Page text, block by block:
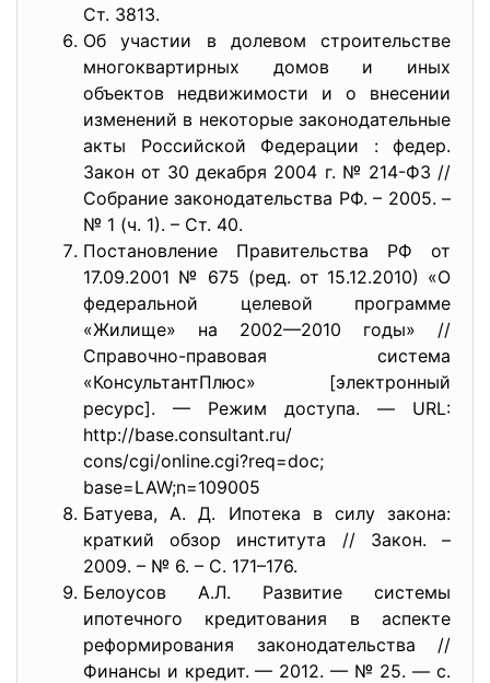
Ст. 3813.
Об участии в долевом строительстве
многоквартирных домов и иных
объектов недвижимости и о внесении
изменений в некоторые законодательные
акты Российской Федерации : федер.
Закон от 30 декабря 2004 г. № 214-ФЗ //
Собрание законодательства РФ. – 2005. –
№ 1 (ч. 1). – Ст. 40.
Постановление Правительства РФ от
17.09.2001 № 675 (ред. от 15.12.2010) «О
федеральной целевой программе
«Жилище» на 2002—2010 годы» //
Справочно-правовая система
«КонсультантПлюс» [электронный
ресурс]. — Режим доступа. — URL:
http://base.consultant.ru/
cons/cgi/online.cgi?req=doc;
base=LAW;n=109005
Батуева, А. Д. Ипотека в силу закона:
краткий обзор института // Закон. –
2009. – № 6. – С. 171–176.
Белоусов А.Л. Развитие системы
ипотечного кредитования в аспекте
реформирования законодательства //
Финансы и кредит. — 2012. — № 25. — с.